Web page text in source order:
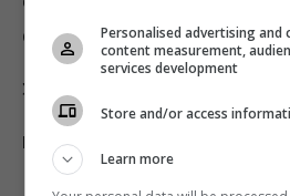
Себульбы из «Эпизода I».
31
мая
Personalised advertising
content measurement,
services development
Store and/or access
Learn more